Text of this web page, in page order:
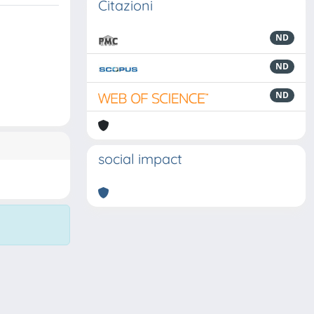
Citazioni
ND
ND
ND
social impact